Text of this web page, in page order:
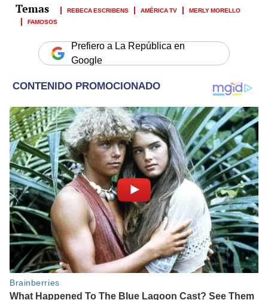
REBECA ESCRIBENS AMÉRICA TV
MERLY MORELLO
FAMOSOS
Prefiero a La República en
Google